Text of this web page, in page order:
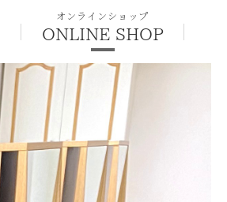
オンラインショップ
ONLINE SHOP